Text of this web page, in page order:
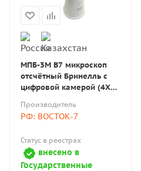
МПБ-3М В7 микроскоп
отсчётный Бринелль с
цифровой камерой (4X
Производитель
РФ: ВОСТОК-7
Статус в реестрах
внесено в
Государственные